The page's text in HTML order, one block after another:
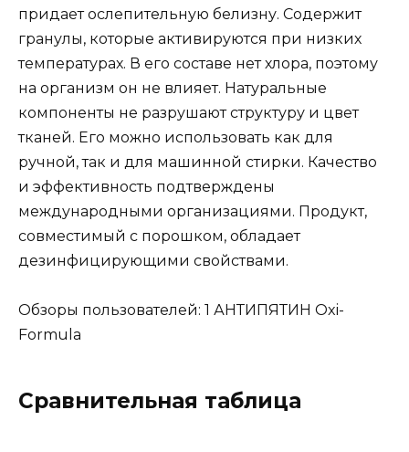
придает ослепительную белизну. Содержит
гранулы, которые активируются при низких
температурах. В его составе нет хлора, поэтому
на организм он не влияет. Натуральные
компоненты не разрушают структуру и цвет
тканей. Его можно использовать как для
ручной, так и для машинной стирки. Качество
и эффективность подтверждены
международными организациями. Продукт,
совместимый с порошком, обладает
дезинфицирующими свойствами.
Обзоры пользователей: 1 АНТИПЯТИН Oxi-
Formula
Сравнительная таблица